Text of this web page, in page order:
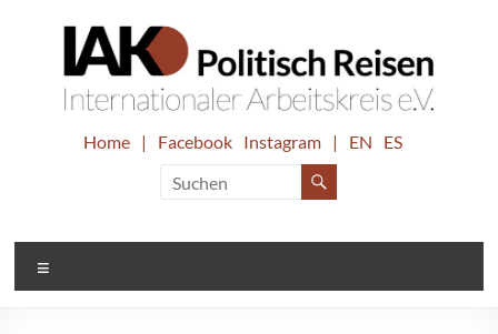
IAK.
Reisen
Internationaler
Home | Facebook Instagram | EN ES